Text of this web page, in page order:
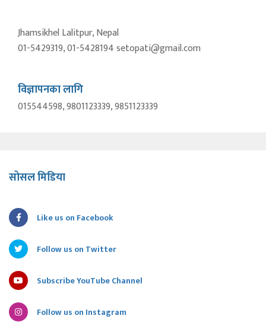
Jhamsikhel Lalitpur, Nepal
01-5429319, 01-5428194 setopati@gmail.com
विज्ञापनका लागि
015544598, 9801123339, 9851123339
सोसल मिडिया
Like us on Facebook
Follow us on Twitter
Subscribe YouTube Channel
Follow us on Instagram